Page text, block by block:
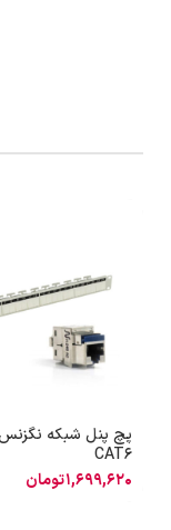
CAT6
1,699,620تومان